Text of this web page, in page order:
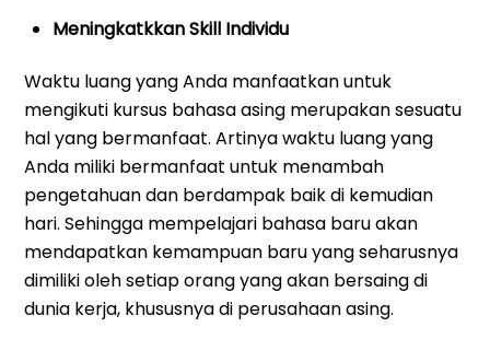
Meningkatkkan Skill Individu
Waktu luang yang Anda manfaatkan untuk
mengikuti kursus bahasa asing merupakan sesuatu
hal yang bermanfaat. Artinya waktu luang yang
Anda miliki bermanfaat untuk menambah
pengetahuan dan berdampak baik di kemudian
hari. Sehingga mempelajari bahasa baru akan
mendapatkan kemampuan baru yang seharusnya
dimiliki oleh setiap orang yang akan bersaing di
dunia kerja, khususnya di perusahaan asing.